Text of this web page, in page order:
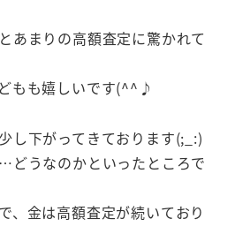
あまりの高額査定に驚かれて
もも嬉しいです(^^♪
し下がってきております(;_:)
どうなのかといったところで
、金は高額査定が続いており